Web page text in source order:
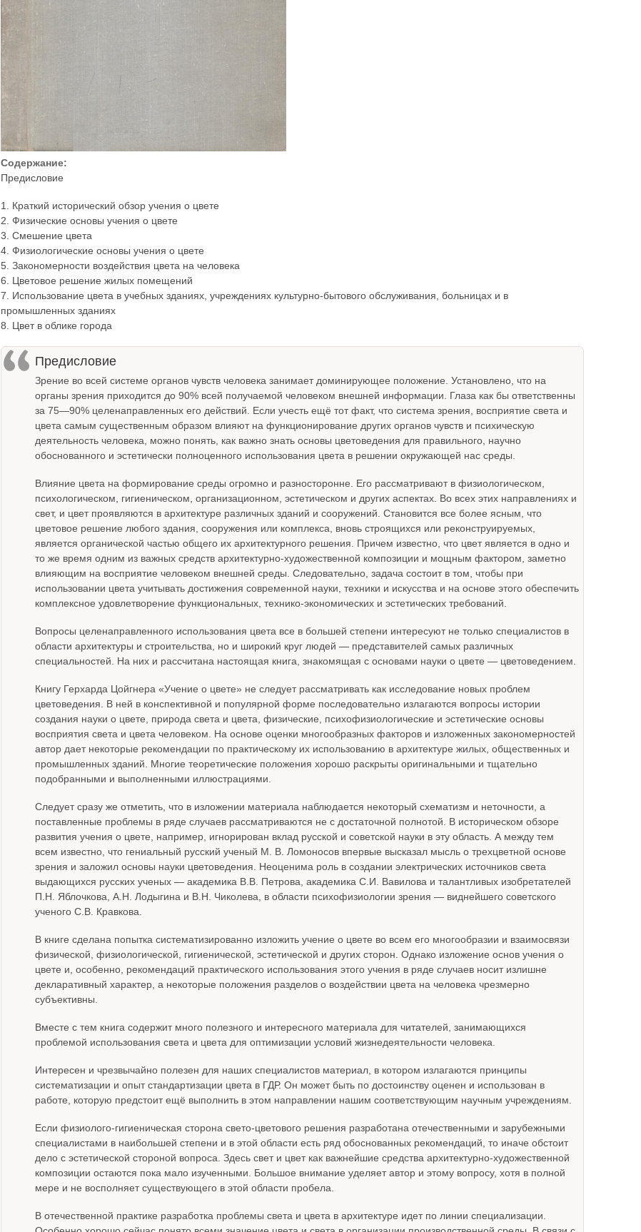
Содержание:
Предисловие
1. Краткий исторический обзор учения о цвете
2. Физические основы учения о цвете
3. Смешение цвета
4. Физиологические основы учения о цвете
5. Закономерности воздействия цвета на человека
6. Цветовое решение жилых помещений
7. Использование цвета в учебных зданиях, учреждениях культурно-бытового обслуживания, больницах и в
промышленных зданиях
8. Цвет в облике города
Предисловие
Зрение во всей системе органов чувств человека занимает доминирующее положение. Установлено, что на
органы зрения приходится до 90% всей получаемой человеком внешней информации. Глаза как бы ответственны
за 75—90% целенаправленных его действий. Если учесть ещё тот факт, что система зрения, восприятие света и
цвета самым существенным образом влияют на функционирование других органов чувств и психическую
деятельность человека, можно понять, как важно знать основы цветоведения для правильного, научно
обоснованного и эстетически полноценного использования цвета в решении окружающей нас среды.
Влияние цвета на формирование среды огромно и разносторонне. Его рассматривают в физиологическом,
психологическом, гигиеническом, организационном, эстетическом и других аспектах. Во всех этих направлениях и
свет, и цвет проявляются в архитектуре различных зданий и сооружений. Становится все более ясным, что
цветовое решение любого здания, сооружения или комплекса, вновь строящихся или реконструируемых,
является органической частью общего их архитектурного решения. Причем известно, что цвет является в одно и
то же время одним из важных средств архитектурно-художественной композиции и мощным фактором, заметно
влияющим на восприятие человеком внешней среды. Следовательно, задача состоит в том, чтобы при
использовании цвета учитывать достижения современной науки, техники и искусства и на основе этого обеспечить
комплексное удовлетворение функциональных, технико-экономических и эстетических требований.
Вопросы целенаправленного использования цвета все в большей степени интересуют не только специалистов в
области архитектуры и строительства, но и широкий круг людей — представителей самых различных
специальностей. На них и рассчитана настоящая книга, знакомящая с основами науки о цвете — цветоведением.
Книгу Герхарда Цойгнера «Учение о цвете» не следует рассматривать как исследование новых проблем
цветоведения. В ней в конспективной и популярной форме последовательно излагаются вопросы истории
создания науки о цвете, природа света и цвета, физические, психофизиологические и эстетические основы
восприятия света и цвета человеком. На основе оценки многообразных факторов и изложенных закономерностей
автор дает некоторые рекомендации по практическому их использованию в архитектуре жилых, общественных и
промышленных зданий. Многие теоретические положения хорошо раскрыты оригинальными и тщательно
подобранными и выполненными иллюстрациями.
Следует сразу же отметить, что в изложении материала наблюдается некоторый схематизм и неточности, а
поставленные проблемы в ряде случаев рассматриваются не с достаточной полнотой. В историческом обзоре
развития учения о цвете, например, игнорирован вклад русской и советской науки в эту область. А между тем
всем известно, что гениальный русский ученый М. В. Ломоносов впервые высказал мысль о трехцветной основе
зрения и заложил основы науки цветоведения. Неоценима роль в создании электрических источников света
выдающихся русских ученых — академика В.В. Петрова, академика С.И. Вавилова и талантливых изобретателей
П.Н. Яблочкова, А.Н. Лодыгина и В.Н. Чиколева, в области психофизиологии зрения — виднейшего советского
ученого С.В. Кравкова.
В книге сделана попытка систематизированно изложить учение о цвете во всем его многообразии и взаимосвязи
физической, физиологической, гигиенической, эстетической и других сторон. Однако изложение основ учения о
цвете и, особенно, рекомендаций практического использования этого учения в ряде случаев носит излишне
декларативный характер, а некоторые положения разделов о воздействии цвета на человека чрезмерно
субъективны.
Вместе с тем книга содержит много полезного и интересного материала для читателей, занимающихся
проблемой использования света и цвета для оптимизации условий жизнедеятельности человека.
Интересен и чрезвычайно полезен для наших специалистов материал, в котором излагаются принципы
систематизации и опыт стандартизации цвета в ГДР. Он может быть по достоинству оценен и использован в
работе, которую предстоит ещё выполнить в этом направлении нашим соответствующим научным учреждениям.
Если физиолого-гигиеническая сторона свето-цветового решения разработана отечественными и зарубежными
специалистами в наибольшей степени и в этой области есть ряд обоснованных рекомендаций, то иначе обстоит
дело с эстетической стороной вопроса. Здесь свет и цвет как важнейшие средства архитектурно-художественной
композиции остаются пока мало изученными. Большое внимание уделяет автор и этому вопросу, хотя в полной
мере и не восполняет существующего в этой области пробела.
В отечественной практике разработка проблемы света и цвета в архитектуре идет по линии специализации.